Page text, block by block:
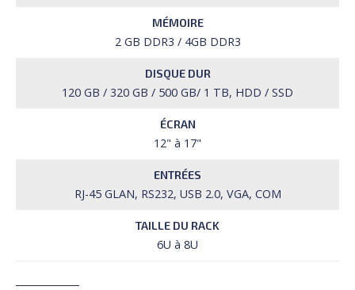
MÉMOIRE
2 GB DDR3 / 4GB DDR3
DISQUE DUR
120 GB / 320 GB / 500 GB/ 1 TB, HDD / SSD
ÉCRAN
12" à 17"
ENTRÉES
RJ-45 GLAN, RS232, USB 2.0, VGA, COM
TAILLE DU RACK
6U à 8U